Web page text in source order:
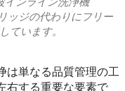
ッジの代わりにフリー
ています。
は単なる品質管理の工
右する重要な要素で